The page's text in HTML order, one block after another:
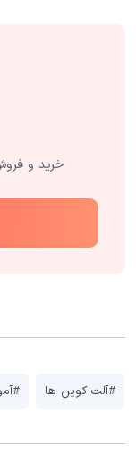
خرید و
#آلت کوین ها